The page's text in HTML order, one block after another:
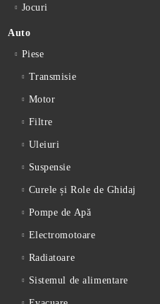
Jocuri
Auto
Piese
Transmisie
Motor
Filtre
Uleiuri
Suspensie
Curele și Role de Ghidaj
Pompe de Apă
Electromotoare
Radiatoare
Sistemul de alimentare